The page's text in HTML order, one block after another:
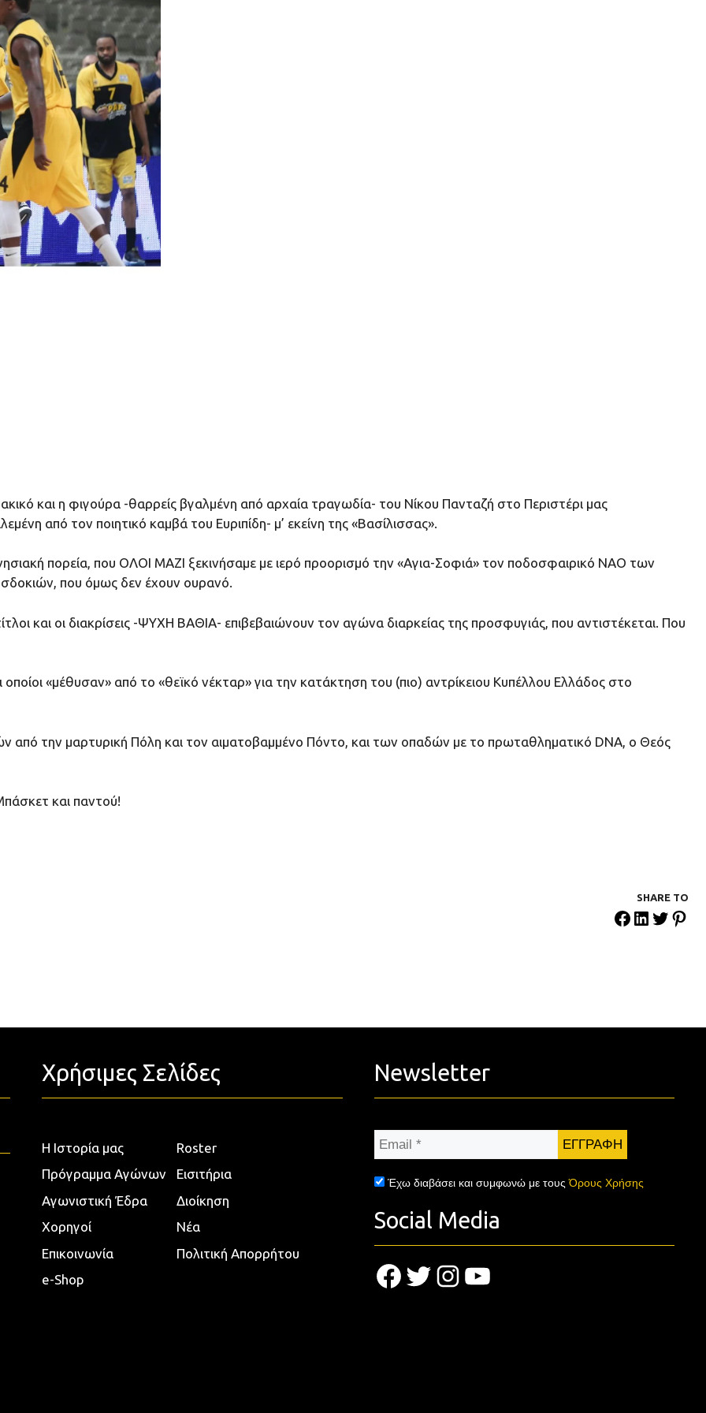
και η φιγούρα -θαρρείς βγαλμένη από αρχαία τραγωδία- του Νίκου Πανταζή στο Περιστέρι μας
από τον ποιητικό καμβά του Ευριπίδη- μ’ εκείνη της «Βασίλισσας».
πορεία, που ΟΛΟΙ ΜΑΖΙ ξεκινήσαμε με ιερό προορισμό την «Αγια-Σοφιά» τον ποδοσφαιρικό ΝΑΟ των
που όμως δεν έχουν ουρανό.
και οι διακρίσεις -ΨΥΧΗ ΒΑΘΙΑ- επιβεβαιώνουν τον αγώνα διαρκείας της προσφυγιάς, που αντιστέκεται. Που
«μέθυσαν» από το «θεϊκό νέκταρ» για την κατάκτηση του (πιο) αντρίκειου Κυπέλλου Ελλάδος στο
από την μαρτυρική Πόλη και τον αιματοβαμμένο Πόντο, και των οπαδών με το πρωταθληματικό DNA, ο Θεός
και παντού!
SHARE ΤΟ
Χρήσιμες Σελίδες
Η Ιστορία μας
Roster
Πρόγραμμα Αγώνων
Εισιτήρια
Αγωνιστική Έδρα
Διοίκηση
Χορηγοί
Νέα
Επικοινωνία
Πολιτική Απορρήτου
e-Shop
Newsletter
Email
Έχω διαβάσει και συμφωνώ με τουςΌρους Χρήσης
Social Media
Facebook
TwitterInstagram
YouTube